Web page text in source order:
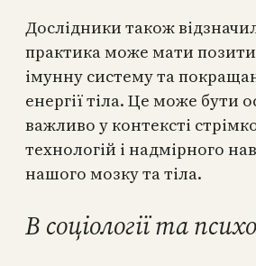
Дослідники також
практика може мати
імунну систему та
енергії тіла. Це може бути
важливо у контексті
технологій і надмірного
нашого мозку та тіла.
В соціології та